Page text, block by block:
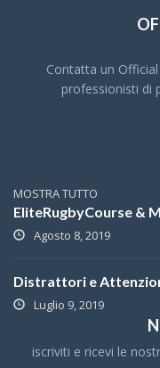
Contatta un
professionisti di
MOSTRA TUTTO
EliteRugbyCourse &
Agosto 8, 2019
Distrattori e
Luglio 9, 2019
iscriviti e ricevi le